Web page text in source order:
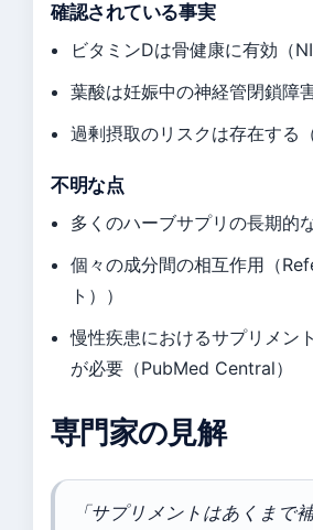
確認されている事実
ビタミンDは骨健康に有効（
葉酸は妊娠中の神経管閉鎖障
過剰摂取のリスクは存在する
不明な点
多くのハーブサプリの長期的
個々の成分間の相互作用（
ト））
慢性疾患におけるサプリメン
が必要（PubMed Central）
専門家の見解
「サプリメントはあくまで